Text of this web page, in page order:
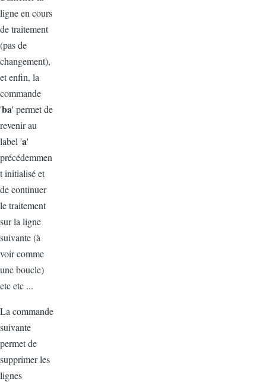
ligne en cours
de traitement
(pas de
changement),
et enfin, la
commande
'ba' permet de
revenir au
label 'a'
précédemmen
t initialisé et
de continuer
le traitement
sur la ligne
suivante (à
voir comme
une boucle)
etc etc ...
La commande
suivante
permet de
supprimer les
lignes